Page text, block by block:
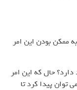
ممکن بودن این امر
حال که این امر
توان پیدا کرد تا